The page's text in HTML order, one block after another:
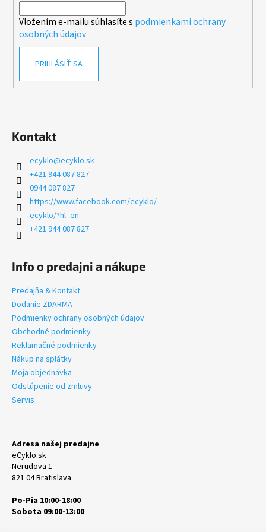
Vložením e-mailu súhlasíte s podmienkami ochrany
osobných údajov
PRIHLÁSIŤ SA
Kontakt
ecyklo@ecyklo.sk
+421 944 087 827
0944 087 827
https://www.facebook.com/ecyklo/
ecyklo/?hl=en
+421 944 087 827
Info o predajni a nákupe
Predajňa & Kontakt
Dodanie ZDARMA
Podmienky ochrany osobných údajov
Obchodné podmienky
Reklamačné podmienky
Nákup na splátky
Moja objednávka
Odstúpenie od zmluvy
Servis
Adresa našej predajne
eCyklo.sk
Nerudova 1
821 04 Bratislava
Po-Pia 10:00-18:00
Sobota 09:00-13:00